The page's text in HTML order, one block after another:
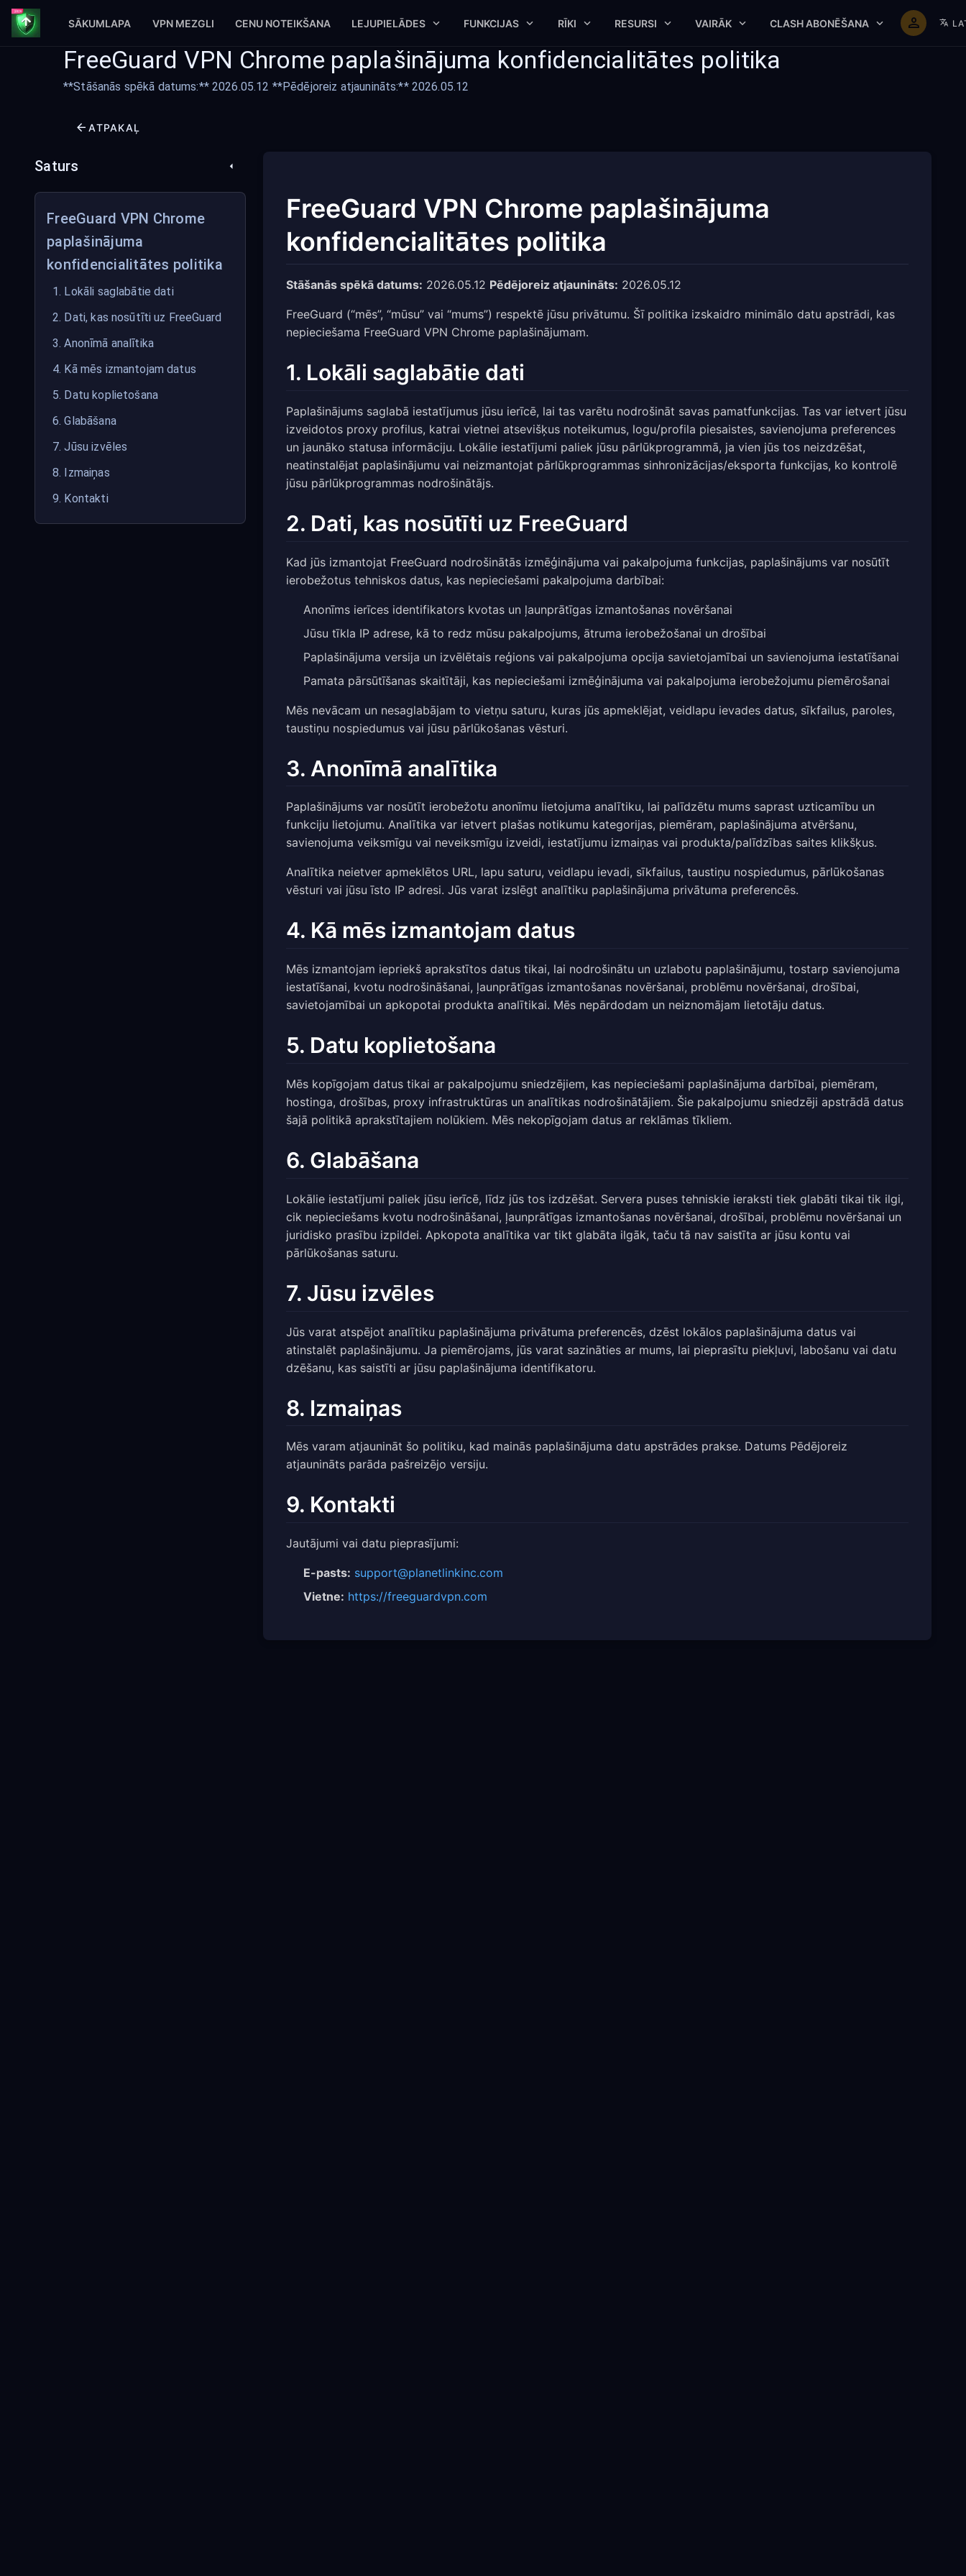
SĀKUMLAPA VPN MEZGLI CENU NOTEIKŠANA LEJUPIELĀDES FUNKCIJAS RĪKI RESURSI VAIRĀK CLASH ABONĒŠANA
FreeGuard VPN Chrome paplašinājuma konfidencialitātes politika
**Stāšanās spēkā datums:** 2026.05.12 **Pēdējoreiz atjaunināts:** 2026.05.12
ATPAKAĻ
Saturs
FreeGuard VPN Chrome
paplašinājuma
konfidencialitātes politika
1. Lokāli saglabātie dati
2. Dati, kas nosūtīti uz FreeGuard
3. Anonīmā analītika
4. Kā mēs izmantojam datus
5. Datu koplietošana
6. Glabāšana
7. Jūsu izvēles
8. Izmaiņas
9. Kontakti
FreeGuard VPN Chrome paplašinājuma
konfidencialitātes politika
Stāšanās spēkā datums: 2026.05.12 Pēdējoreiz atjaunināts: 2026.05.12
FreeGuard (“mēs”, “mūsu” vai “mums”) respektē jūsu privātumu. Šī politika izskaidro minimālo datu apstrādi, kas
nepieciešama FreeGuard VPN Chrome paplašinājumam.
1. Lokāli saglabātie dati
Paplašinājums saglabā iestatījumus jūsu ierīcē, lai tas varētu nodrošināt savas pamatfunkcijas. Tas var ietvert jūsu
izveidotos proxy profilus, katrai vietnei atsevišķus noteikumus, logu/profila piesaistes, savienojuma preferences
un jaunāko statusa informāciju. Lokālie iestatījumi paliek jūsu pārlūkprogrammā, ja vien jūs tos neizdzēšat,
neatinstalējat paplašinājumu vai neizmantojat pārlūkprogrammas sinhronizācijas/eksporta funkcijas, ko kontrolē
jūsu pārlūkprogrammas nodrošinātājs.
2. Dati, kas nosūtīti uz FreeGuard
Kad jūs izmantojat FreeGuard nodrošinātās izmēģinājuma vai pakalpojuma funkcijas, paplašinājums var nosūtīt
ierobežotus tehniskos datus, kas nepieciešami pakalpojuma darbībai:
Anonīms ierīces identifikators kvotas un ļaunprātīgas izmantošanas novēršanai
Jūsu tīkla IP adrese, kā to redz mūsu pakalpojums, ātruma ierobežošanai un drošībai
Paplašinājuma versija un izvēlētais reģions vai pakalpojuma opcija savietojamībai un savienojuma iestatīšanai
Pamata pārsūtīšanas skaitītāji, kas nepieciešami izmēģinājuma vai pakalpojuma ierobežojumu piemērošanai
Mēs nevācam un nesaglabājam to vietņu saturu, kuras jūs apmeklējat, veidlapu ievades datus, sīkfailus, paroles,
taustiņu nospiedumus vai jūsu pārlūkošanas vēsturi.
3. Anonīmā analītika
Paplašinājums var nosūtīt ierobežotu anonīmu lietojuma analītiku, lai palīdzētu mums saprast uzticamību un
funkciju lietojumu. Analītika var ietvert plašas notikumu kategorijas, piemēram, paplašinājuma atvēršanu,
savienojuma veiksmīgu vai neveiksmīgu izveidi, iestatījumu izmaiņas vai produkta/palīdzības saites klikšķus.
Analītika neietver apmeklētos URL, lapu saturu, veidlapu ievadi, sīkfailus, taustiņu nospiedumus, pārlūkošanas
vēsturi vai jūsu īsto IP adresi. Jūs varat izslēgt analītiku paplašinājuma privātuma preferencēs.
4. Kā mēs izmantojam datus
Mēs izmantojam iepriekš aprakstītos datus tikai, lai nodrošinātu un uzlabotu paplašinājumu, tostarp savienojuma
iestatīšanai, kvotu nodrošināšanai, ļaunprātīgas izmantošanas novēršanai, problēmu novēršanai, drošībai,
savietojamībai un apkopotai produkta analītikai. Mēs nepārdodam un neiznomājam lietotāju datus.
5. Datu koplietošana
Mēs kopīgojam datus tikai ar pakalpojumu sniedzējiem, kas nepieciešami paplašinājuma darbībai, piemēram,
hostinga, drošības, proxy infrastruktūras un analītikas nodrošinātājiem. Šie pakalpojumu sniedzēji apstrādā datus
šajā politikā aprakstītajiem nolūkiem. Mēs nekopīgojam datus ar reklāmas tīkliem.
6. Glabāšana
Lokālie iestatījumi paliek jūsu ierīcē, līdz jūs tos izdzēšat. Servera puses tehniskie ieraksti tiek glabāti tikai tik ilgi,
cik nepieciešams kvotu nodrošināšanai, ļaunprātīgas izmantošanas novēršanai, drošībai, problēmu novēršanai un
juridisko prasību izpildei. Apkopota analītika var tikt glabāta ilgāk, taču tā nav saistīta ar jūsu kontu vai
pārlūkošanas saturu.
7. Jūsu izvēles
Jūs varat atspējot analītiku paplašinājuma privātuma preferencēs, dzēst lokālos paplašinājuma datus vai
atinstalēt paplašinājumu. Ja piemērojams, jūs varat sazināties ar mums, lai pieprasītu piekļuvi, labošanu vai datu
dzēšanu, kas saistīti ar jūsu paplašinājuma identifikatoru.
8. Izmaiņas
Mēs varam atjaunināt šo politiku, kad mainās paplašinājuma datu apstrādes prakse. Datums Pēdējoreiz
atjaunināts parāda pašreizējo versiju.
9. Kontakti
Jautājumi vai datu pieprasījumi:
E-pasts: support@planetlinkinc.com
Vietne: https://freeguardvpn.com